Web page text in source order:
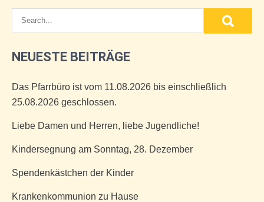
NEUESTE BEITRÄGE
Das Pfarrbüro ist vom 11.08.2026 bis einschließlich
25.08.2026 geschlossen.
Liebe Damen und Herren, liebe Jugendliche!
Kindersegnung am Sonntag, 28. Dezember
Spendenkästchen der Kinder
Krankenkommunion zu Hause